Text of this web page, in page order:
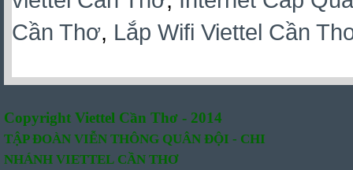
Cần Thơ, Lắp Wifi Viettel Cần
Copyright Viettel Cần Thơ - 2014
TẬP ĐOÀN VIỄN THÔNG QUÂN ĐỘI - CHI
NHÁNH VIETTEL CẦN THƠ